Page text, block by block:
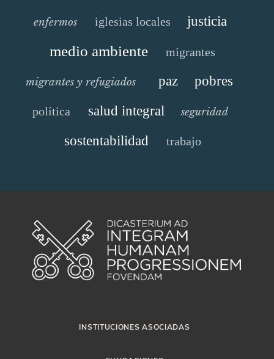
enfermos iglesias locales justicia
medio ambiente migrantes
migrantes y refugiados paz pobres
política salud integral seguridad
sostentabilidad trabajo
INSTITUCIONES ASOCIADAS